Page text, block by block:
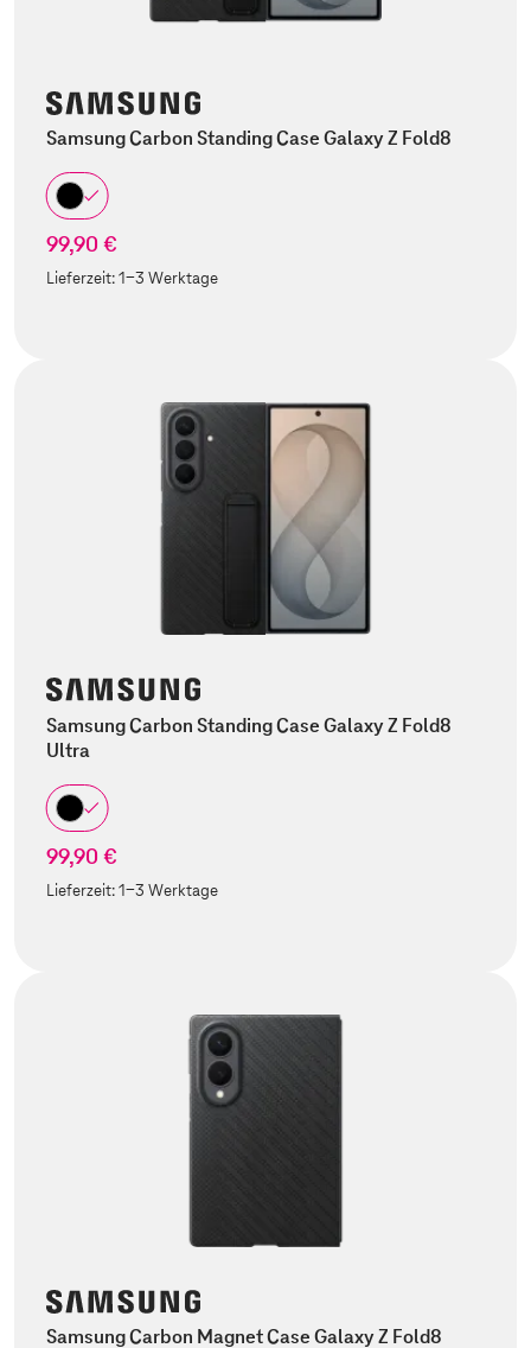
Samsung Carbon Standing Case Galaxy Z Fold8
99,90 €
Lieferzeit:1-3 Werktage
Samsung Carbon Standing Case Galaxy Z Fold8
Ultra
99,90 €
Lieferzeit:1-3 Werktage
Samsung Carbon Magnet Case Galaxy Z Fold8